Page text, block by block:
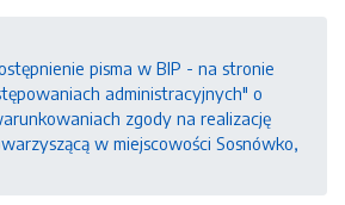
pisma w BIP - na stronie
administracyjnych" o
zgody na realizację
w miejscowości Sosnówko,